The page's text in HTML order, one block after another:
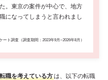
。東京の案件が中心で、地方
になってしまうと言われまし
ート調査（調査期間：2023年9月~2026年8月）
職を考えている方は、以下の転職